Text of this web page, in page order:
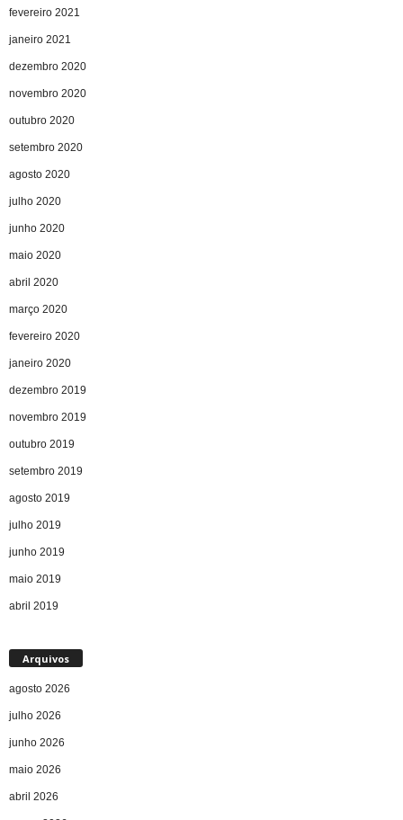
fevereiro 2021
janeiro 2021
dezembro 2020
novembro 2020
outubro 2020
setembro 2020
agosto 2020
julho 2020
junho 2020
maio 2020
abril 2020
março 2020
fevereiro 2020
janeiro 2020
dezembro 2019
novembro 2019
outubro 2019
setembro 2019
agosto 2019
julho 2019
junho 2019
maio 2019
abril 2019
Arquivos
agosto 2026
julho 2026
junho 2026
maio 2026
abril 2026